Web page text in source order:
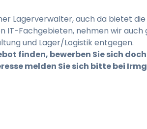
Lagerverwalter, auch da bietet die
IT-Fachgebieten, nehmen wir auch
und Lager/Logistik entgegen.
finden, bewerben Sie sich
melden Sie sich bitte bei